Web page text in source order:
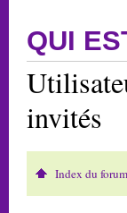
QUI
invités
Index du forum